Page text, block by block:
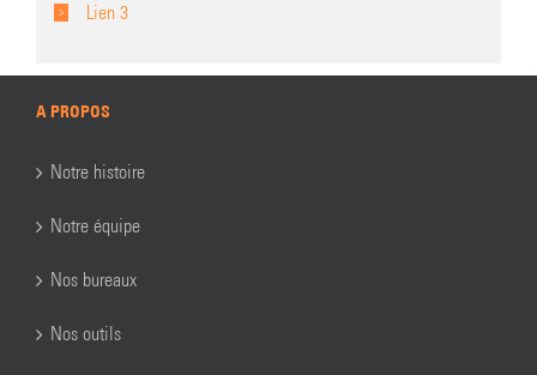
Lien 3
A PROPOS
Notre histoire
Notre équipe
Nos bureaux
Nos outils